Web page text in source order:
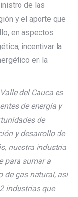
de las
y el aporte que
en aspectos
incentivar la
en la
del Cauca es
de energía y
de
y desarrollo de
nuestra industria
para sumar a
de gas natural, así
industrias que